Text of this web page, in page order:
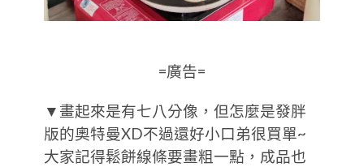
=廣告=
▼畫起來是有七八分像，但怎麼是發胖
版的奧特曼XD不過還好小口弟很買單~
大家記得鬆餅線條要畫粗一點，成品也